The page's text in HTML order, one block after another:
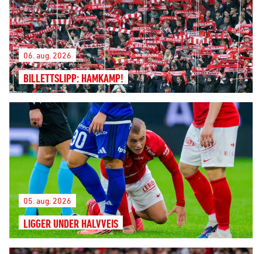
06. aug. 2026
BILLETTSLIPP: HAMKAMP!
05. aug. 2026
LIGGER UNDER HALVVEIS